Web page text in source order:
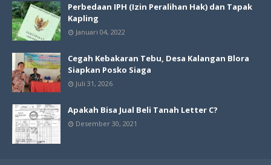
Perbedaan IPH (Izin Peralihan Hak) dan Tapak
Kapling
Januari 04, 2022
Cegah Kebakaran Tebu, Desa Kalangan Blora
Siapkan Posko Siaga
Juli 31, 2026
Apakah Bisa Jual Beli Tanah Letter C?
Desember 30, 2021